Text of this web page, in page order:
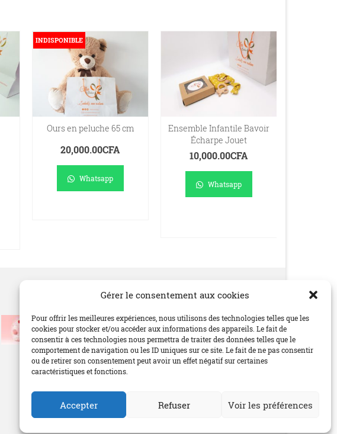
Gérer le consentement aux cookies
Pour offrir les meilleures expériences, nous utilisons des technologies telles que les
cookies pour stocker et/ou accéder aux informations des appareils. Le fait de
consentir à ces technologies nous permettra de traiter des données telles que le
comportement de navigation ou les ID uniques sur ce site. Le fait de ne pas consentir
ou de retirer son consentement peut avoir un effet négatif sur certaines
caractéristiques et fonctions.
Accepter Refuser Voir les préférences
INDISPONIBLE
Ours en peluche 65 cm
20,000.00CFA
Whatsapp
Ensemble Infantile Bavoir
Écharpe Jouet
10,000.00CFA
Whatsapp
Social